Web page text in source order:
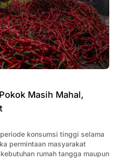
Masih Mahal,
konsumsi tinggi selama
permintaan masyarakat
rumah tangga maupun